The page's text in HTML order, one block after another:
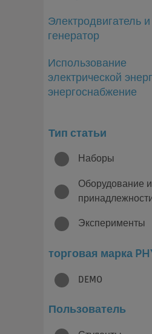
Электродвигатель и
генератор
Использование
электрической
энергоснабжение
Тип статьи
Наборы
Оборудование и
Эксперименты
торговая марка
DEMO
Пользователь